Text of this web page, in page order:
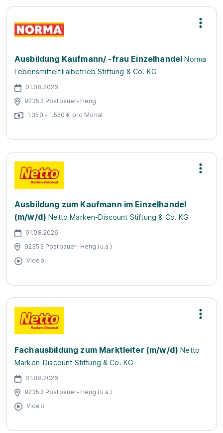
Ausbildung Kaufmann/ -frau Einzelhandel Norma
Lebensmittelfilialbetrieb Stiftung & Co. KG
01.08.2026
92353 Postbauer-Heng
1.350 - 1.550 € pro Monat
Ausbildung zum Kaufmann im Einzelhandel
(m/w/d) Netto Marken-Discount Stiftung & Co. KG
01.08.2026
92353 Postbauer-Heng (u.a.)
Video
Fachausbildung zum Marktleiter (m/w/d) Netto
Marken-Discount Stiftung & Co. KG
01.08.2026
92353 Postbauer-Heng (u.a.)
Video